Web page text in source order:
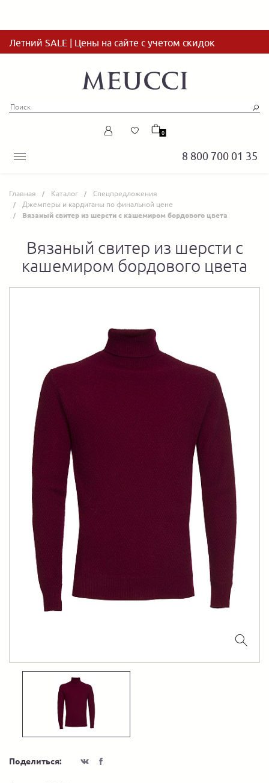
Летний SALE | Цены на сайте с учетом скидок
8 800 700 01 35
0
Главная Каталог
Спецпредложения
Джемперы и кардиганы по финальной цене
Вязаный свитер из шерсти с кашемиром бордового цвета
Вязаный свитер из шерсти с
кашемиром бордового цвета
Поделиться: